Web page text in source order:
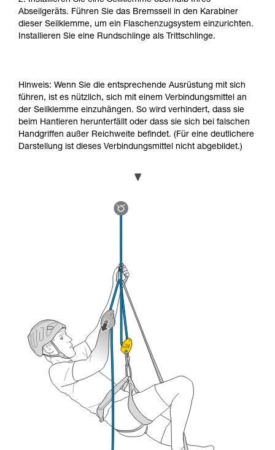
Abseilgeräts. Führen Sie das Bremsseil in den Karabiner
dieser Seilklemme, um ein Flaschenzugsystem einzurichten.
Installieren Sie eine Rundschlinge als Trittschlinge.
Hinweis: Wenn Sie die entsprechende Ausrüstung mit sich
führen, ist es nützlich, sich mit einem Verbindungsmittel an
der Seilklemme einzuhängen. So wird verhindert, dass sie
beim Hantieren herunterfällt oder dass sie sich bei falschen
Handgriffen außer Reichweite befindet. (Für eine deutlichere
Darstellung ist dieses Verbindungsmittel nicht abgebildet.)